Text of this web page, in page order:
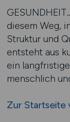
diesem Weg,
Struktur und
entsteht aus
ein
menschlich
Zur Startseite